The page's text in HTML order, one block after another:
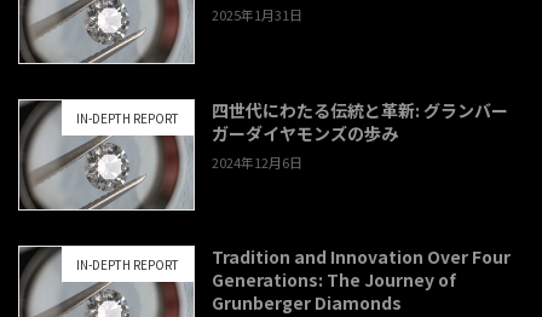
2025年1月31日
IN-DEPTH REPORT
四世代にわたる伝統と革新: グランバー
ガーダイヤモンズの歩み
2024年12月6日
IN-DEPTH REPORT
Tradition and Innovation Over Four
Generations: The Journey of
Grunberger Diamonds